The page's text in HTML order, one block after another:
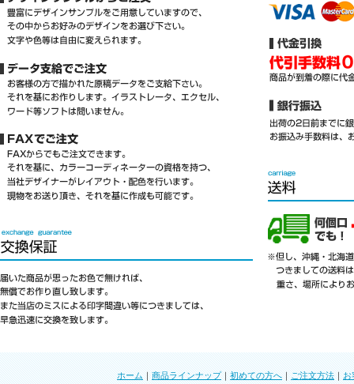
ホーム ｜ 商品ラインナップ｜ 初めての方へ ｜ ご注文方法 ｜ お